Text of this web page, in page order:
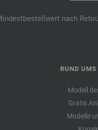
nach
RUND
Modell
Gratis
Modelle